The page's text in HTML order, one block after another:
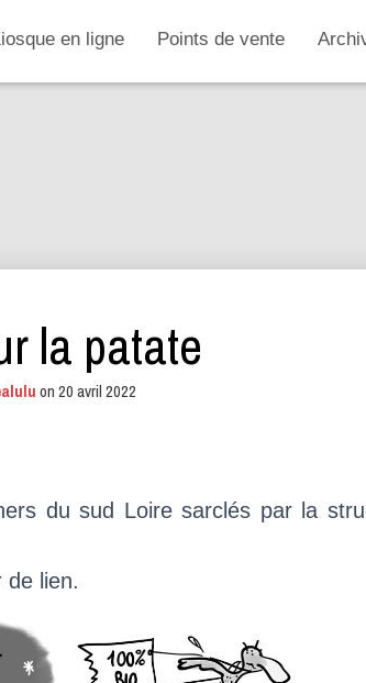
en ligne Points de vente
la patate
on20 avril 2022
du sud Loire sarclés par la
de lien.